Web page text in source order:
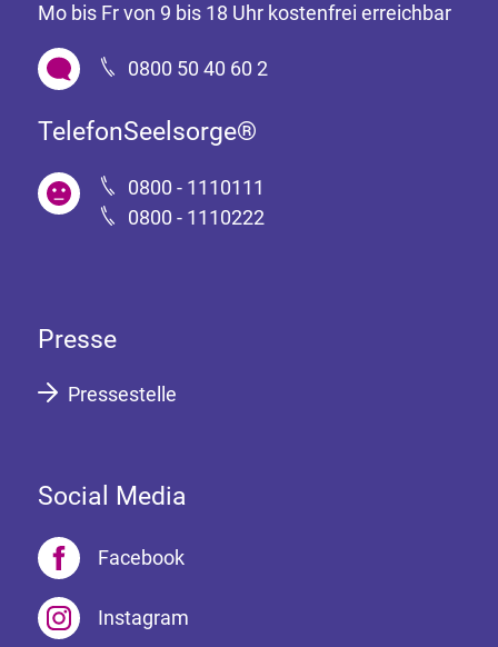
Mo bis Fr von 9 bis 18 Uhr kostenfrei erreichbar
0800 50 40 60 2
TelefonSeelsorge®
0800 - 1110111
0800 - 1110222
Presse
Pressestelle
Social Media
Facebook
Instagram